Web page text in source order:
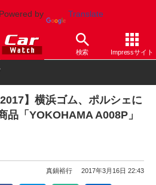
by Translate
検索 Impressサイト
ム
】横浜ゴム、ポルシェに
品「YOKOHAMA A008P」
真鍋裕行 2017年3月16日 22:43